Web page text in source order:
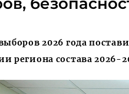
2026 года
региона состава 2026-